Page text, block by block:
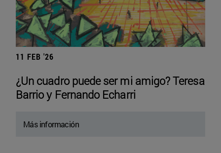
11 FEB '26
¿Un cuadro puede ser mi amigo? Teresa
Barrio y Fernando Echarri
Más información